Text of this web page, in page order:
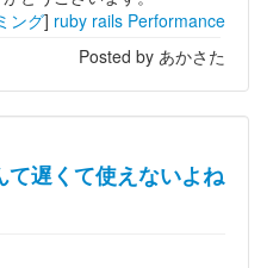
ング] ruby rails Performance
Posted by あかさた
て遅くて使えないよね